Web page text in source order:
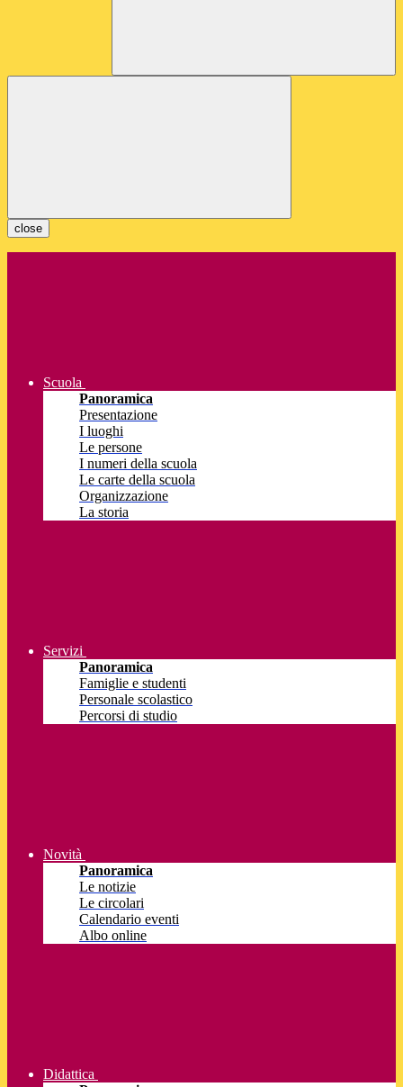
close
Scuola
Panoramica
Presentazione
I luoghi
Le persone
I numeri della scuola
Le carte della scuola
Organizzazione
La storia
Servizi
Panoramica
Famiglie e studenti
Personale scolastico
Percorsi di studio
Novità
Panoramica
Le notizie
Le circolari
Calendario eventi
Albo online
Didattica